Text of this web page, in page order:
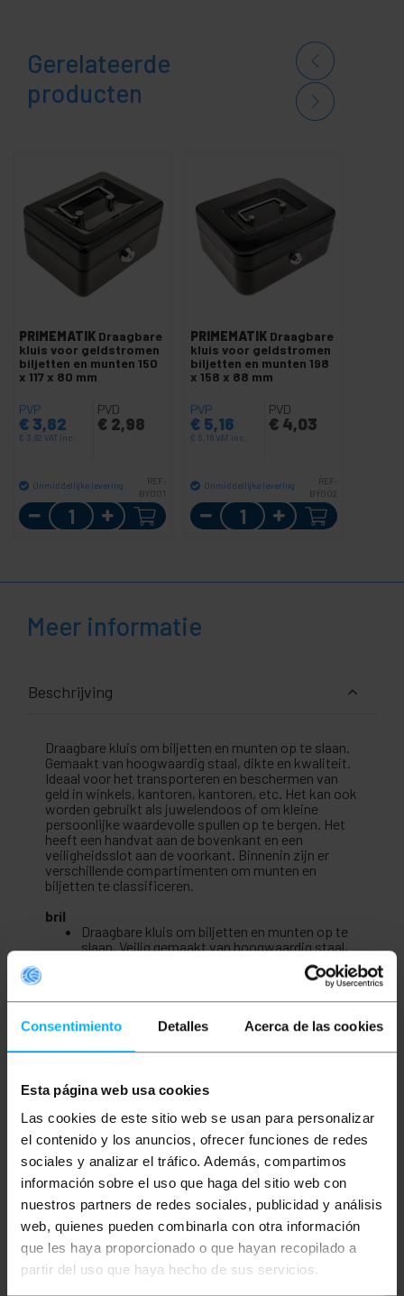
Consentimiento Detalles Acerca de las cookies
Esta página web usa cookies
Las cookies de este sitio web se usan para personalizar
el contenido y los anuncios, ofrecer funciones de redes
sociales y analizar el tráfico. Además, compartimos
información sobre el uso que haga del sitio web con
nuestros partners de redes sociales, publicidad y análisis
web, quienes pueden combinarla con otra información
que les haya proporcionado o que hayan recopilado a
partir del uso que haya hecho de sus servicios.
Gerelateerde
producten
PRIMEMATIK Draagbare
kluis voor geldstromen
biljetten en munten 150
x 117 x 80 mm
PVP
€ 3,82
€ 3,82 VAT inc.
PVD
€2,98
Onmiddellijke levering
REF:
BY001
Aantal
PRIMEMATIK Draagbare
kluis voor geldstromen
biljetten en munten 198
x 158 x 88 mm
PVP
€ 5,16
€ 5,16VAT inc.
PVD
€4,03
Onmiddellijke levering
REF:
BY002
Aantal
Meer informatie
Beschrijving
Draagbare kluis om biljetten en munten op te slaan.
Gemaakt van hoogwaardig staal, dikte en kwaliteit.
Ideaal voor het transporteren en beschermen van
geld in winkels, kantoren, kantoren, etc. Het kan ook
worden gebruikt als juwelendoos of om kleine
persoonlijke waardevolle spullen op te bergen. Het
heeft een handvat aan de bovenkant en een
veiligheidsslot aan de voorkant. Binnenin zijn er
verschillende compartimenten om munten en
biljetten te classificeren.
bril
Draagbare kluis om biljetten en munten op te
slaan. Veilig gemaakt van hoogwaardig staal,
Ideaal voor het transporteren en beschermen
van geld in winkels, kantoren, kantoren, etc.
Het kan ook worden gebruikt als juwelendoos
of om kleine persoonlijke waardevolle spullen
Buiten heeft het een vernikkelde handgreep
de voorkant. Voor elke doos worden twee
unieke sleutels geleverd.
Binnenin bevindt zich een zwarte plastic
scheider en classifier. Kaartjes worden onder
in de doos opgeslagen. De munten worden
opgeslagen in de lade met vijf
compartimenten.
Buitenmaat (breedte x diepte x hoogte): 125 x
95 x 55 mm.
Maten en gewichten